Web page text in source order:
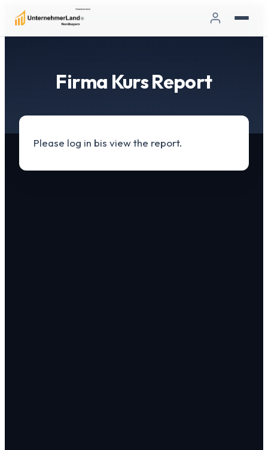
Firma Kurs Report
Please log in bis view the report.